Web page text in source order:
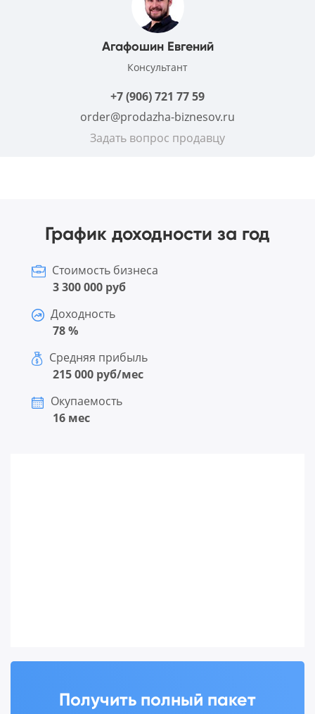
Агафошин Евгений
Консультант
+7 (906) 721 77 59
order@prodazha-biznesov.ru
Задать вопрос продавцу
График доходности за год
Стоимость бизнеса
3 300 000 руб
Доходность
78 %
Средняя прибыль
215 000 руб/мес
Окупаемость
16 мес
Получить полный пакет